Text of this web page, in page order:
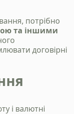
потрібно
та іншими
договірні
і валютні